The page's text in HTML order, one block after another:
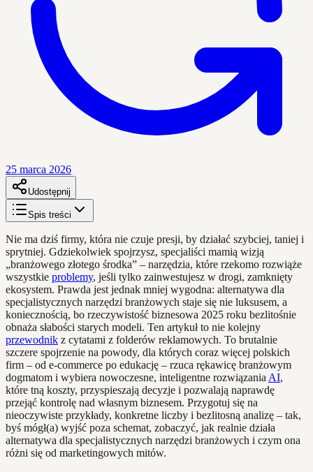
25 marca 2026
Udostępnij
Spis treści
Nie ma dziś firmy, która nie czuje presji, by działać szybciej, taniej i
sprytniej. Gdziekolwiek spojrzysz, specjaliści mamią wizją
„branżowego złotego środka” – narzędzia, które rzekomo rozwiąże
wszystkie problemy, jeśli tylko zainwestujesz w drogi, zamknięty
ekosystem. Prawda jest jednak mniej wygodna: alternatywa dla
specjalistycznych narzędzi branżowych staje się nie luksusem, a
koniecznością, bo rzeczywistość biznesowa 2025 roku bezlitośnie
obnaża słabości starych modeli. Ten artykuł to nie kolejny
przewodnik z cytatami z folderów reklamowych. To brutalnie
szczere spojrzenie na powody, dla których coraz więcej polskich
firm – od e-commerce po edukację – rzuca rękawicę branżowym
dogmatom i wybiera nowoczesne, inteligentne rozwiązania AI,
które tną koszty, przyspieszają decyzje i pozwalają naprawdę
przejąć kontrolę nad własnym biznesem. Przygotuj się na
nieoczywiste przykłady, konkretne liczby i bezlitosną analizę – tak,
byś mógł(a) wyjść poza schemat, zobaczyć, jak realnie działa
alternatywa dla specjalistycznych narzędzi branżowych i czym ona
różni się od marketingowych mitów.